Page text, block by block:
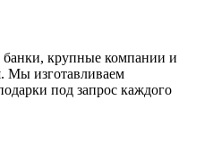
банки, крупные компании и
Мы изготавливаем
под запрос каждого